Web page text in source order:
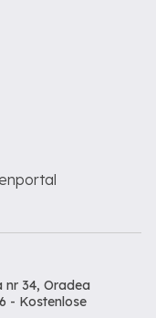
nr 34, Oradea
- Kostenlose